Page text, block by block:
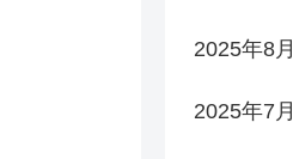
2025年8月
2025年7月